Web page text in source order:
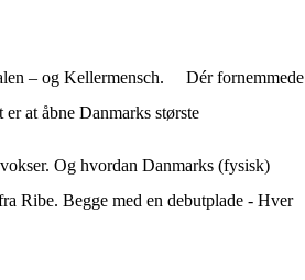
– og Kellermensch. Dér fornemmede
at åbne Danmarks største
Og hvordan Danmarks (fysisk)
Ribe. Begge med en debutplade - Hver